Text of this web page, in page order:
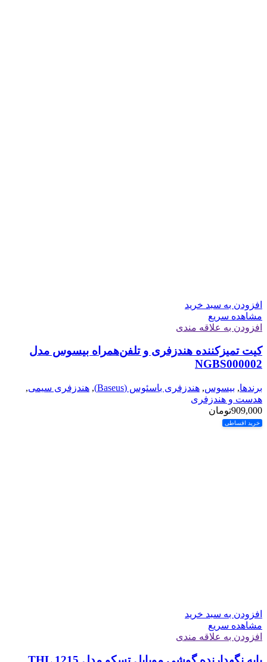
افزودن به سبد خرید
مشاهده سریع
افزودن به علاقه مندی
کیت تمیزکننده هندزفری و تلفن‌همراه بیسوس مدل
NGBS000002
برندها, بیسوس, هندزفری باسئوس (Baseus) , هندزفری سیمی,
هدست و هندزفری
909,000تومان
خرید اقساطی
افزودن به سبد خرید
مشاهده سریع
افزودن به علاقه مندی